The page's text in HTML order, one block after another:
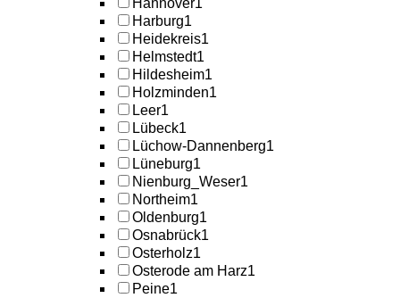
Hannover1
Harburg1
Heidekreis1
Helmstedt1
Hildesheim1
Holzminden1
Leer1
Lübeck1
Lüchow-Dannenberg1
Lüneburg1
Nienburg_Weser1
Northeim1
Oldenburg1
Osnabrück1
Osterholz1
Osterode am Harz1
Peine1